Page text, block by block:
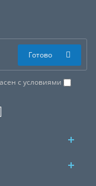
с условиями
Готово